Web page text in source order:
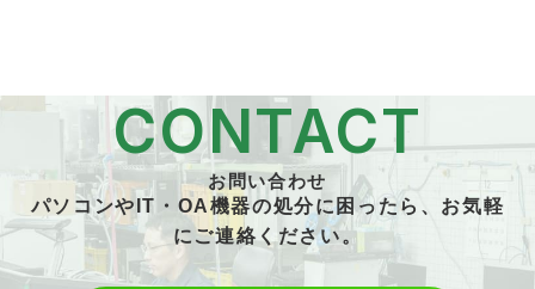
CONTACT
お問い合わせ
パソコンやIT・OA機器の処分に困ったら、お気軽
にご連絡ください。